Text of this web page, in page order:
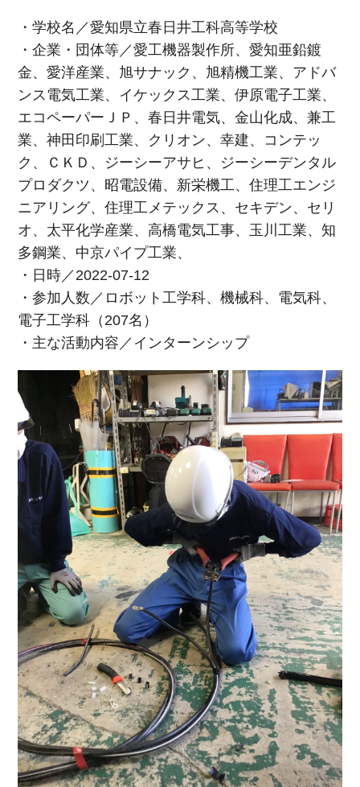
・学校名／愛知県立春日井工科高等学校
・企業・団体等／愛工機器製作所、愛知亜鉛鍍
金、愛洋産業、旭サナック、旭精機工業、アドバ
ンス電気工業、イケックス工業、伊原電子工業、
エコペーパーＪＰ、春日井電気、金山化成、兼工
業、神田印刷工業、クリオン、幸建、コンテッ
ク、ＣＫＤ、ジーシーアサヒ、ジーシーデンタル
プロダクツ、昭電設備、新栄機工、住理工エンジ
ニアリング、住理工メテックス、セキデン、セリ
オ、太平化学産業、高橋電気工事、玉川工業、知
多鋼業、中京パイプ工業、
・日時／2022-07-12
・参加人数／ロボット工学科、機械科、電気科、
電子工学科（207名）
・主な活動内容／インターンシップ